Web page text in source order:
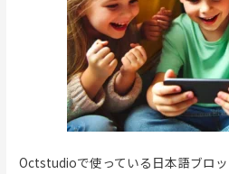
Octstudioで使っている日本語ブロ